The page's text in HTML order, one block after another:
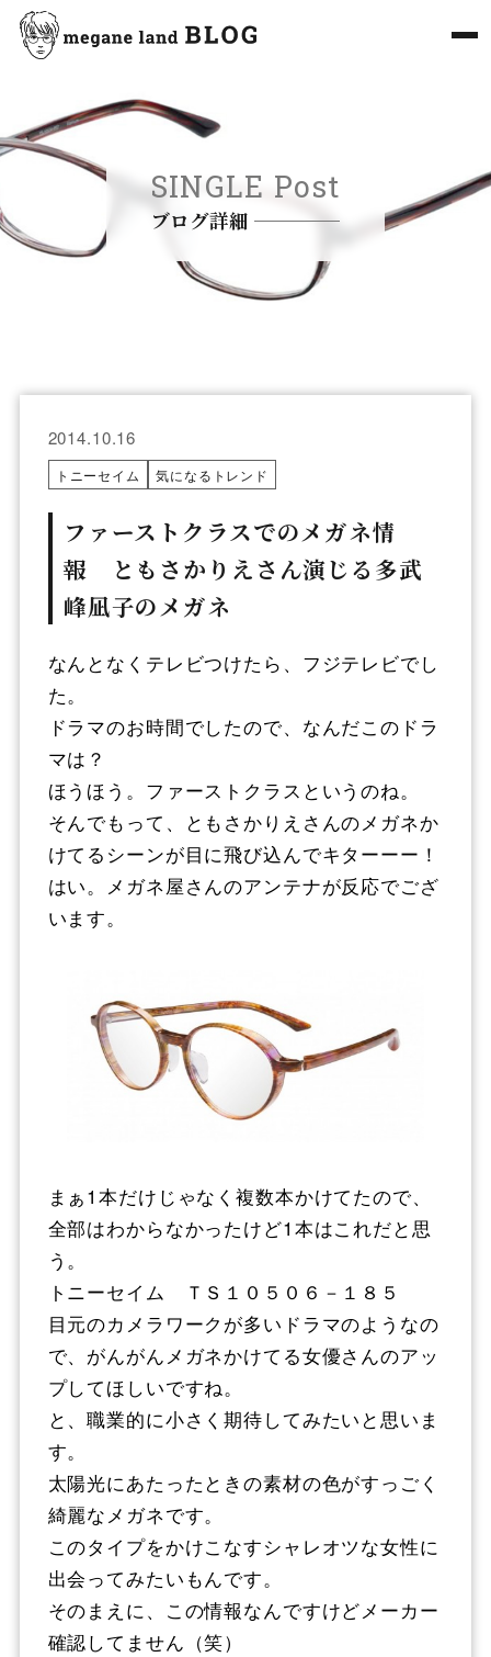
SINGLE Post
ブログ詳細
2014.10.16
トニーセイム 気になるトレンド
ファーストクラスでのメガネ情
報 ともさかりえさん演じる多武
峰凪子のメガネ
なんとなくテレビつけたら、フジテレビでし
た。
ドラマのお時間でしたので、なんだこのドラ
マは？
ほうほう。ファーストクラスというのね。
そんでもって、ともさかりえさんのメガネか
けてるシーンが目に飛び込んでキターーー！
はい。メガネ屋さんのアンテナが反応でござ
います。
まぁ1本だけじゃなく複数本かけてたので、
全部はわからなかったけど1本はこれだと思
う。
トニーセイム ＴＳ１０５０６－１８５
目元のカメラワークが多いドラマのようなの
で、がんがんメガネかけてる女優さんのアッ
プしてほしいですね。
と、職業的に小さく期待してみたいと思いま
す。
太陽光にあたったときの素材の色がすっごく
綺麗なメガネです。
このタイプをかけこなすシャレオツな女性に
出会ってみたいもんです。
そのまえに、この情報なんですけどメーカー
確認してません（笑）